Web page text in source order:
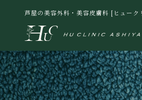
芦屋の美容外科・美容皮膚科 [ヒュ